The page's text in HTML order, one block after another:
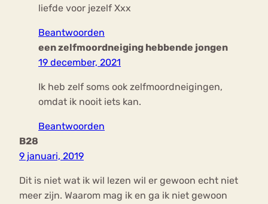
liefde voor jezelf Xxx
Beantwoorden
een zelfmoordneiging hebbende jongen
19 december, 2021
Ik heb zelf soms ook zelfmoordneigingen,
omdat ik nooit iets kan.
Beantwoorden
B28
9 januari, 2019
Dit is niet wat ik wil lezen wil er gewoon echt niet
meer zijn. Waarom mag ik en ga ik niet gewoon